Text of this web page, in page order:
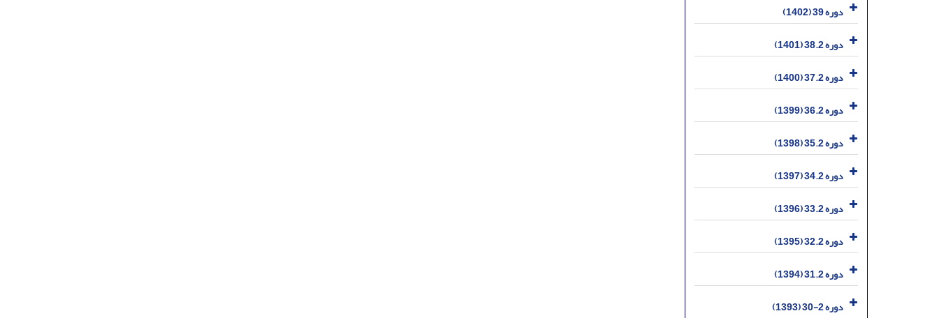
دوره 39 (1402)
دوره 38.2 (1401)
دوره 37.2 (1400)
دوره 36.2 (1399)
دوره 35.2 (1398)
دوره 34.2 (1397)
دوره 33.2 (1396)
دوره 32.2 (1395)
دوره 31.2 (1394)
دوره 2-30 (1393)